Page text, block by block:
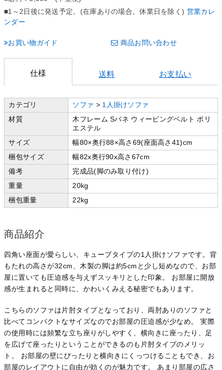
■1～2日後に発送予定。(在庫ありの場合。休業日を除く) 営業カレ
ンダー
お買い物ガイド 商品お問い合わせ
仕様 送料 お支払い
カテゴリ ソファ > 1人掛けソファ
材質
木フレーム Sバネ ウィービングベルト ポリ
エステル
サイズ
幅80×奥行88×高さ69(座面高さ41)cm
梱包サイズ
幅82x奥行90x高さ67cm
備考
完成品(脚のみ取り付け)
重量
20kg
梱包重量
22kg
商品紹介
四角い座面が愛らしい、キューブタイプの1人掛けソファです。背
もたれの高さが32cm、木製の脚は約5cmと少し短めなので、お部
屋に置いても圧迫感を与えずスッキリとした印象。 お部屋に開放
感が生まれると同時に、かわいくみえる秘密でもあります。
こちらのソファは片肘タイプとなっており、両肘ありのソファと
比べてコンパクトなサイズなのでお部屋の圧迫感が少なめ。 実際
の使用時には頻繁な立ち座りがしやすく、横向きに座ったり、足
を広げて座ったりということができるのも片肘タイプのメリッ
ト。 お部屋の壁にぴったりと横向きにくっつけることもでき、お
部屋のレイアウトに自由が効くのが魅力です。 あまり部屋の広さ